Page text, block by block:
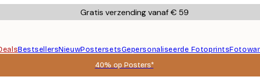
Gratis verzending vanaf € 59
BestsellersNieuwPostersetsGepersonaliseerde Fotoprints
40% op Posters*